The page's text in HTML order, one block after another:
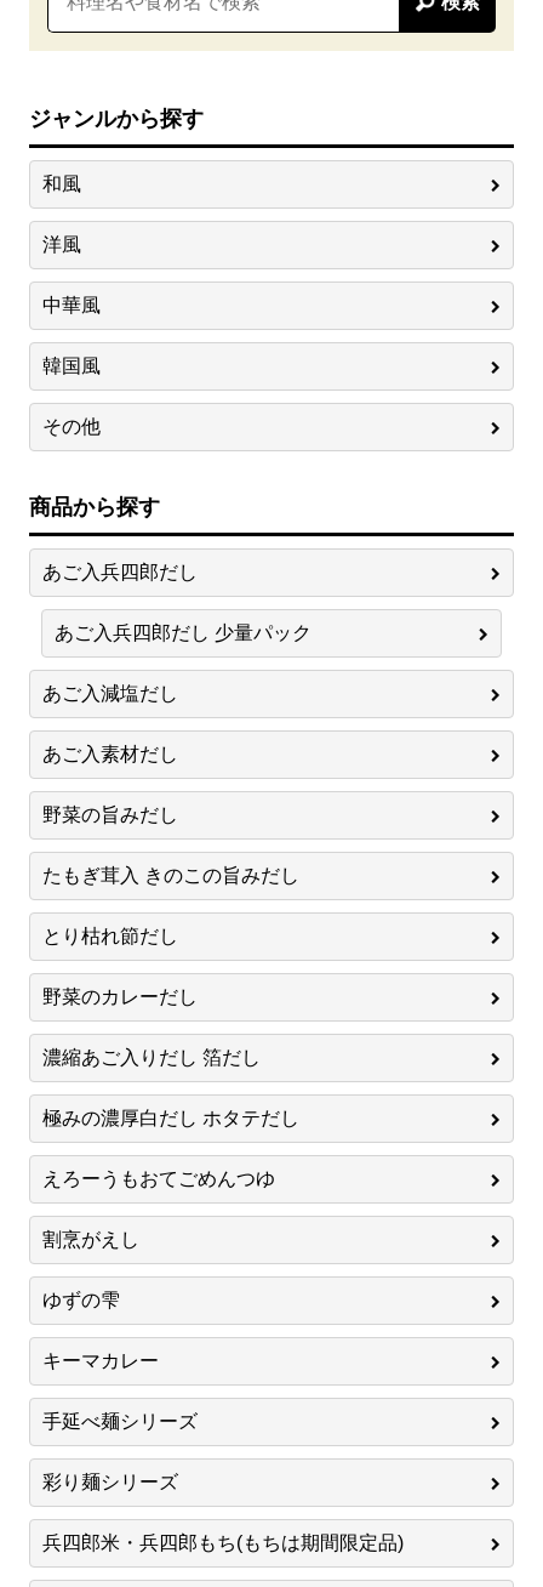
ジャンルから探す
和風
洋風
中華風
韓国風
その他
商品から探す
あご入兵四郎だし
あご入兵四郎だし 少量パック
あご入減塩だし
あご入素材だし
野菜の旨みだし
たもぎ茸入 きのこの旨みだし
とり枯れ節だし
野菜のカレーだし
濃縮あご入りだし 箔だし
極みの濃厚白だし ホタテだし
えろーうもおてごめんつゆ
割烹がえし
ゆずの雫
キーマカレー
手延べ麺シリーズ
彩り麺シリーズ
兵四郎米・兵四郎もち(もちは期間限定品)